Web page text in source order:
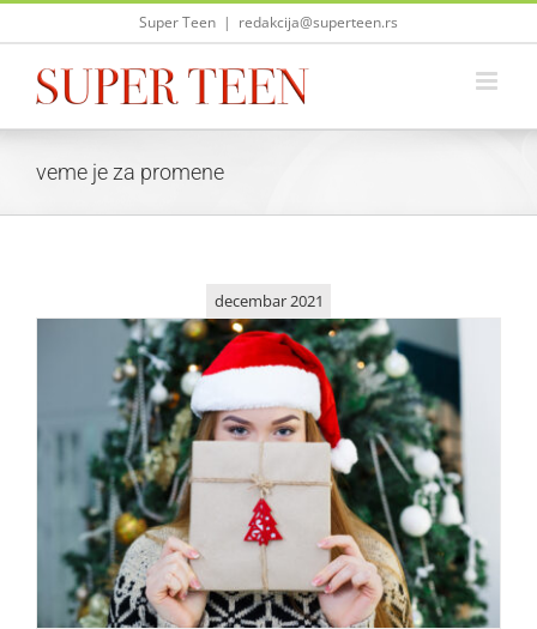
Skip
Super Teen | redakcija@superteen.rs
veme je za promene
decembar 2021
Vreme je za promene… Neka ti 2022. bude bolja od svih!
Saveti